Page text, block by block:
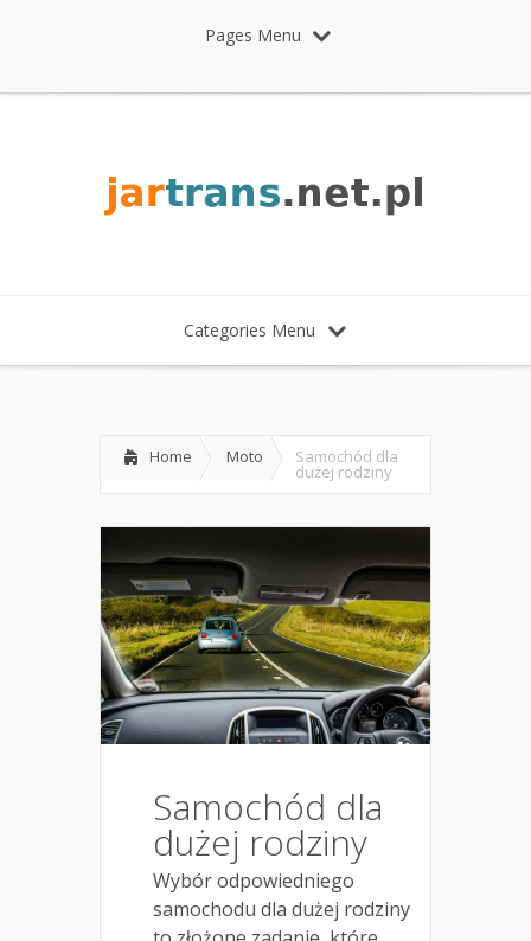
Pages Menu
Categories Menu
Home Moto Samochód dla
dużej rodziny
Samochód dla
dużej rodziny
Wybór odpowiedniego
samochodu dla dużej rodziny